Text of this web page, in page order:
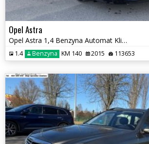
Opel Astra
Opel Astra 1,4 Benzyna Automat Klimatyzacja Zamiana
1.4 Benzyna KM 140 2015 113653